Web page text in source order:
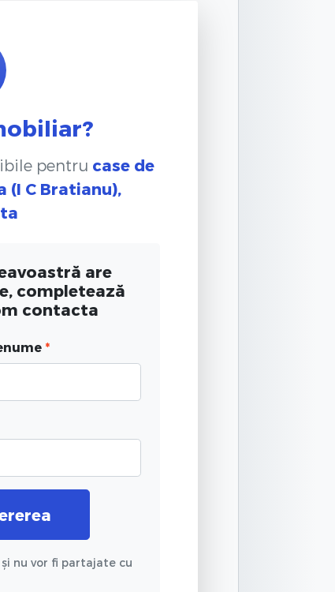
pentru case de
(I C Bratianu),
are
completează
contacta
*
nu vor fi partajate cu